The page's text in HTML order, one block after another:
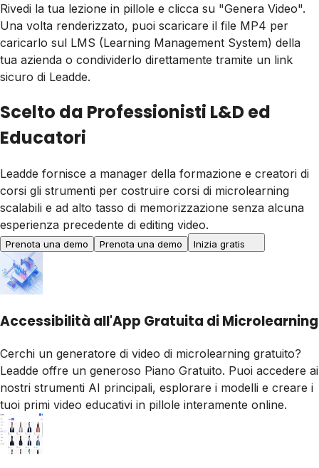
Rivedi la tua lezione in pillole e clicca su "Genera Video".
Una volta renderizzato, puoi scaricare il file MP4 per
caricarlo sul LMS (Learning Management System) della
tua azienda o condividerlo direttamente tramite un link
sicuro di Leadde.
Scelto da Professionisti L&D ed
Educatori
Leadde fornisce a manager della formazione e creatori di
corsi gli strumenti per costruire corsi di microlearning
scalabili e ad alto tasso di memorizzazione senza alcuna
esperienza precedente di editing video.
Prenota una demo Prenota una demo Inizia gratis
Accessibilità all'App Gratuita di Microlearning
Cerchi un generatore di video di microlearning gratuito?
Leadde offre un generoso Piano Gratuito. Puoi accedere ai
nostri strumenti AI principali, esplorare i modelli e creare i
tuoi primi video educativi in pillole interamente online.